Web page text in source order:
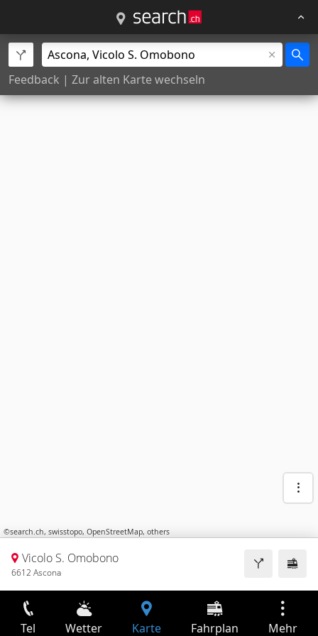
Feedback | Zur alten Karte wechseln
©search.ch, swisstopo, OpenStreetMap, others
Vicolo S. Omobono
6612 Ascona
Tel Wetter Karte Fahrplan Mehr